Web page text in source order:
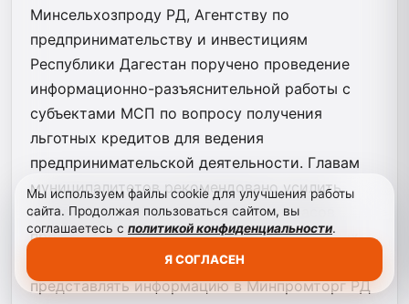
Минсельхозпроду РД, Агентству по
предпринимательству и инвестициям
Республики Дагестан поручено проведение
информационно-разъяснительной работы с
субъектами МСП по вопросу получения
льготных кредитов для ведения
предпринимательской деятельности. Главам
муниципалитетов рекомендовано усилить
контроль за мониторингом цен и запасов
продовольственных и непродовольственных
товаров первой необходимости и
представлять информацию в Минпромторг РД
Мы используем файлы cookie для улучшения работы
сайта. Продолжая пользоваться сайтом, вы
соглашаетесь с политикой конфиденциальности.
Я СОГЛАСЕН